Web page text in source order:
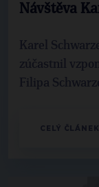
Návštěva
Karel
zúčastnil
Filipa
CELÝ ČLÁNEK